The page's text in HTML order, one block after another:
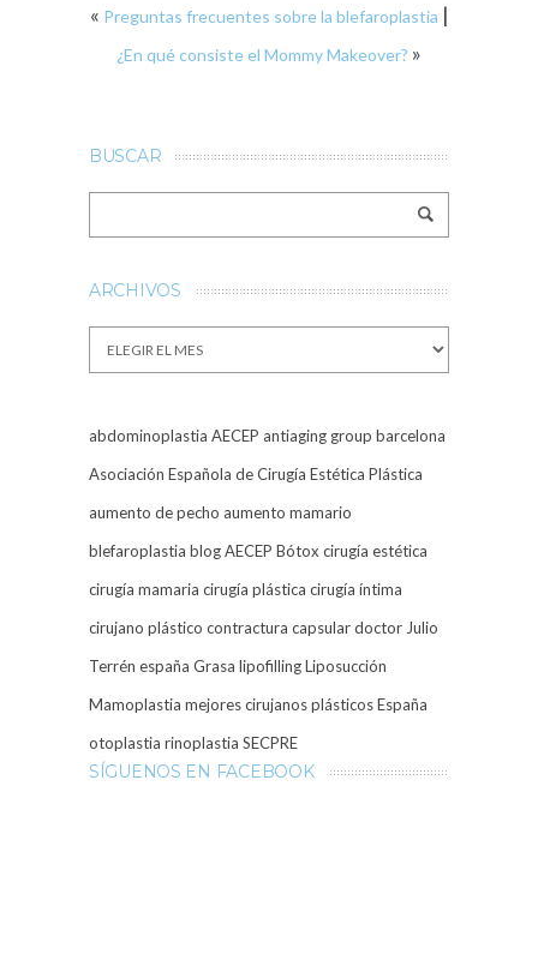
« Preguntas frecuentes sobre la blefaroplastia |
¿En qué consiste el Mommy Makeover? »
BUSCAR
ARCHIVOS
Archivos
abdominoplastia AECEP antiaging group barcelona
Asociación Española de Cirugía Estética Plástica
aumento de pecho aumento mamario
blefaroplastia blog AECEP Bótox cirugía estética
cirugía mamaria cirugía plástica cirugía íntima
cirujano plástico contractura capsulardoctor Julio
Terrén españa Grasa lipofillingLiposucción
Mamoplastia mejores cirujanos plásticos España
otoplastia rinoplastia SECPRE
SÍGUENOS EN FACEBOOK